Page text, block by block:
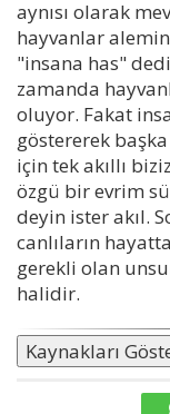
aynısı olarak
hayvanlar
"insana has"
zamanda
oluyor. Fakat
göstererek
için tek akıllı
özgü bir evrim
deyin ister akıl.
canlıların
gerekli olan
halidir.
Kaynakları